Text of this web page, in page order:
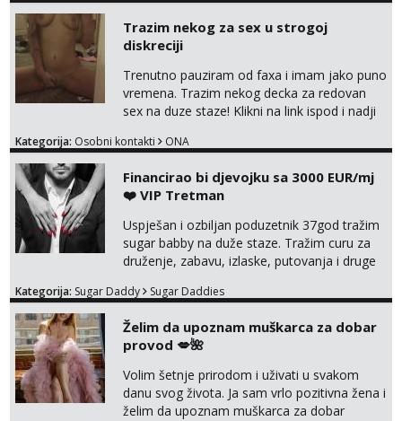
Trazim nekog za sex u strogoj
diskreciji
Trenutno pauziram od faxa i imam jako puno
vremena. Trazim nekog decka za redovan
sex na duze staze! Klikni na link ispod i nadji
Kategorija: Osobni kontakti ONA
Financirao bi djevojku sa 3000 EUR/mj
❤️ VIP Tretman
Uspješan i ozbiljan poduzetnik 37god tražim
sugar babby na duže staze. Tražim curu za
druženje, zabavu, izlaske, putovanja i druge
otvorena, komunikativna, zgodna i atraktivna
markodalic37@gmail.com
Kategorija: Sugar Daddy Sugar Daddies
Želim da upoznam muškarca za dobar
provod 💋🌺
Volim šetnje prirodom i uživati u svakom
danu svog života. Ja sam vrlo pozitivna žena i
želim da upoznam muškarca za dobar